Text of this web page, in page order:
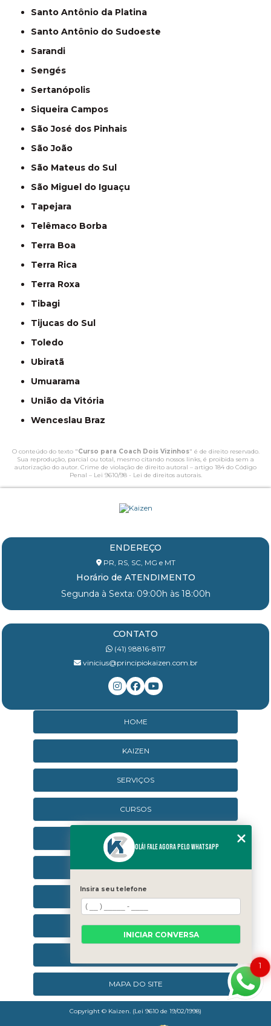
Santo Antônio da Platina
Santo Antônio do Sudoeste
Sarandi
Sengés
Sertanópolis
Siqueira Campos
São José dos Pinhais
São João
São Mateus do Sul
São Miguel do Iguaçu
Tapejara
Telêmaco Borba
Terra Boa
Terra Rica
Terra Roxa
Tibagi
Tijucas do Sul
Toledo
Ubiratã
Umuarama
União da Vitória
Wenceslau Braz
O conteúdo do texto "Curso para Coach Dois Vizinhos" é de direito reservado.
Sua reprodução, parcial ou total, mesmo citando nossos links, é proibida sem a
autorização do autor. Crime de violação de direito autoral – artigo 184 do Código
Penal – Lei 9610/98 - Lei de direitos autorais.
ENDEREÇO
PR, RS, SC, MG e MT
Horário de ATENDIMENTO
Segunda à Sexta: 09:00h às 18:00h
CONTATO
(41) 98816-8117
vinicius@principiokaizen.com.br
HOME
KAIZEN
SERVIÇOS
CURSOS
CURSOS ONLINE
CONTATO
CATEGORIAS
MAPA DO SITE
Copyright © Kaizen. (Lei 9610 de 19/02/1998)
1
Olá! Fale agora pelo WhatsApp
Insira seu telefone
INICIAR CONVERSA